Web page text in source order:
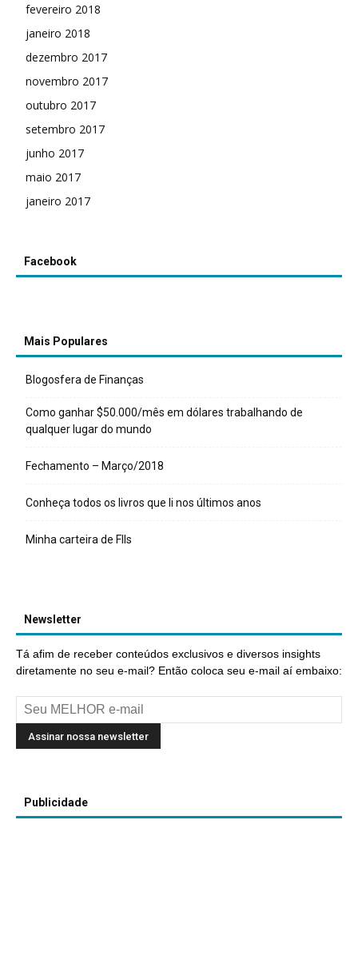
fevereiro 2018
janeiro 2018
dezembro 2017
novembro 2017
outubro 2017
setembro 2017
junho 2017
maio 2017
janeiro 2017
Facebook
Mais Populares
Blogosfera de Finanças
Como ganhar $50.000/mês em dólares trabalhando de
qualquer lugar do mundo
Fechamento – Março/2018
Conheça todos os livros que li nos últimos anos
Minha carteira de FIIs
Newsletter
Tá afim de receber conteúdos exclusivos e diversos insights
diretamente no seu e-mail? Então coloca seu e-mail aí embaixo:
Publicidade